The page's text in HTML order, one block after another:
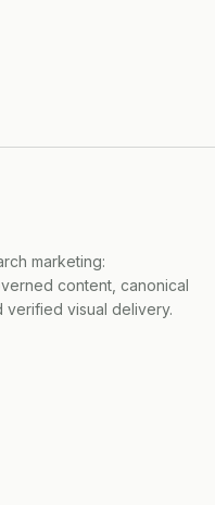
marketing:
content, canonical
verified visual delivery.